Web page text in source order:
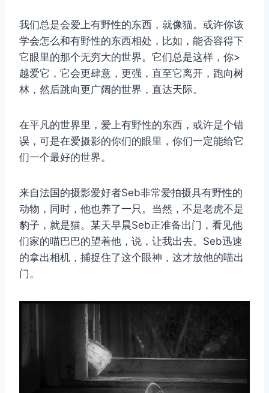
我们总是会爱上有野性的东西，就像猫。或许你该
学会怎么和有野性的东西相处，比如，能否容得下
它眼里的那个无穷大的世界。它们总是这样，你>
越爱它，它会更肆意，更强，直至它离开，跑向树
林，然后跳向更广阔的世界，直达天际。
在平凡的世界里，爱上有野性的东西，或许是个错
误，可是在爱摄影的你们的眼里，你们一定能给它
们一个最好的世界。
来自法国的摄影爱好者Seb非常爱拍摄具有野性的
动物，同时，他也养了一只。当然，不是老虎不是
豹子，就是猫。某天早晨Seb正准备出门，看见他
们家的喵巴巴的望着他，说，让我出去。Seb迅速
的拿出相机，捕捉住了这个眼神，这才放他的喵出
门。